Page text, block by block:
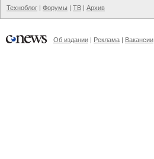
Техноблог | Форумы | ТВ | Архив
Об издании | Реклама | Вакансии